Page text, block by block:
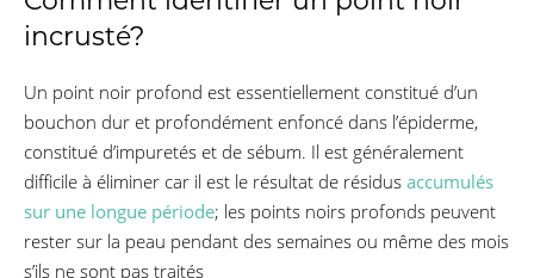
incrusté?
Un point noir profond est essentiellement constitué d’un
bouchon dur et profondément enfoncé dans l’épiderme,
constitué d’impuretés et de sébum. Il est généralement
difficile à éliminer car il est le résultat de résidus accumulés
sur une longue période; les points noirs profonds peuvent
rester sur la peau pendant des semaines ou même des mois
s’ils ne sont pas traités